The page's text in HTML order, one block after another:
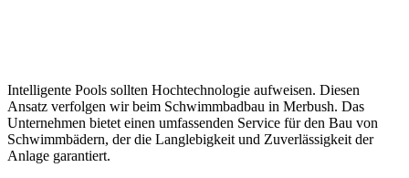
Intelligente Pools sollten Hochtechnologie aufweisen. Diesen
Ansatz verfolgen wir beim Schwimmbadbau in Merbush. Das
Unternehmen bietet einen umfassenden Service für den Bau von
Schwimmbädern, der die Langlebigkeit und Zuverlässigkeit der
Anlage garantiert.